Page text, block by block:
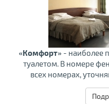
«Комфорт» - наиболее
туалетом. В номере
всех номерах,